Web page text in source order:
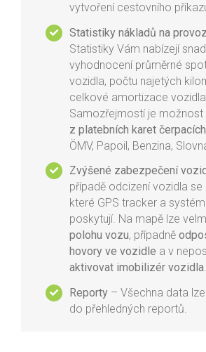
vytvoření cestovního
Statistiky nákladů na
Statistiky Vám nabízejí
vyhodnocení průměrné
vozidla, počtu najetých
celkové amortizace vozidla.
Samozřejmostí je možnost
z platebních karet
ÖMV, Papoil, Benzina,
Zvýšené zabezpečení
případě odcizení vozidla se
které GPS tracker a
poskytují. Na mapě lze
polohu vozu, případně
hovory ve vozidle a v
aktivovat imobilizér vozidla.
Reporty– Všechna data
do přehledných reportů.